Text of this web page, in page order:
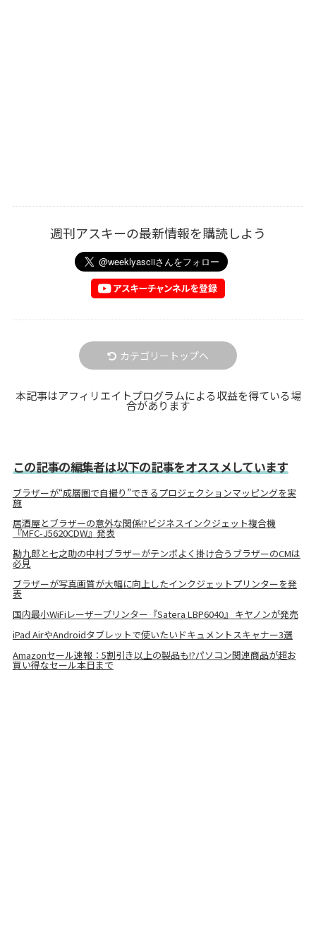
週刊アスキーの最新情報を購読しよう
カテゴリートップへ
本記事はアフィリエイトプログラムによる収益を得ている場
合があります
この記事の編集者は以下の記事をオススメしています
ブラザーが“成層圏で自撮り”できるプロジェクションマッピングを実
施
居酒屋とブラザーの意外な関係!?ビジネスインクジェット複合機
『MFC-J5620CDW』発表
勘九郎と七之助の中村ブラザーがテンポよく掛け合うブラザーのCMは
必見
ブラザーが写真画質が大幅に向上したインクジェットプリンターを発
表
国内最小WiFiレーザープリンター『Satera LBP6040』 キヤノンが発売
iPad AirやAndroidタブレットで使いたいドキュメントスキャナー3選
Amazonセール速報：5割引き以上の製品も!?パソコン関連商品が超お
買い得なセール本日まで